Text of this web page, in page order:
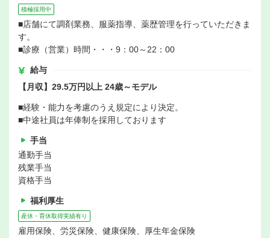
積極採用中
■店舗にて調剤業務、服薬指導、薬歴管理を行っていただきま
す。
■診療（営業）時間・・・9：00～22：00
給与
【月収】29.5万円以上 24歳～モデル
■経験・能力を考慮のうえ規定により決定。
■中途社員は年俸制を採用しております
手当
通勤手当
残業手当
資格手当
福利厚生
産休・育休取得実績有り
雇用保険、労災保険、健康保険、厚生年金保険